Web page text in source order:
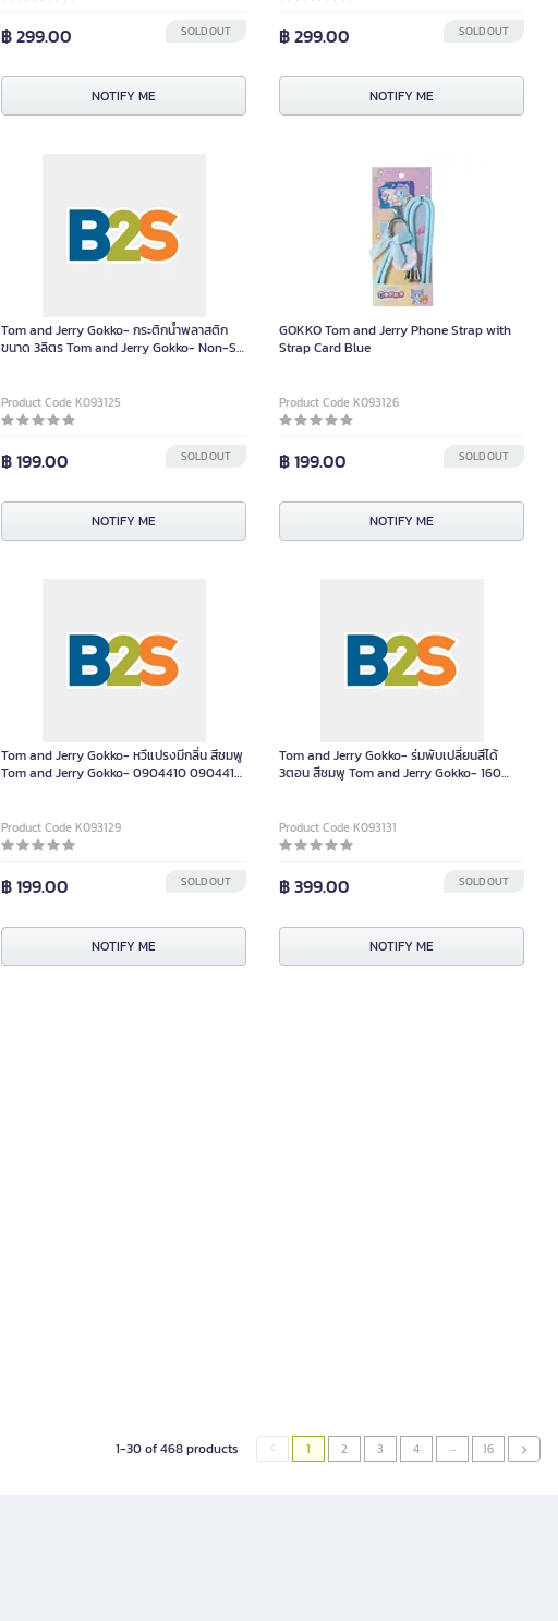
฿ 299.00 SOLD OUT
NOTIFY ME
฿ 299.00 SOLD OUT
NOTIFY ME
Tom and Jerry Gokko- กระติกน้ำพลาสติก
ขนาด 3ลิตร Tom and Jerry Gokko- Non-Se
Product Code K093125
฿ 199.00 SOLD OUT
NOTIFY ME
GOKKO Tom and Jerry Phone Strap with
Strap Card Blue
Product Code K093126
฿ 199.00 SOLD OUT
NOTIFY ME
Tom and Jerry Gokko- หวีแปรงมีกลิ่น สีชมพู
Tom and Jerry Gokko- 0904410 0904410
Product Code K093129
฿ 199.00 SOLD OUT
NOTIFY ME
Tom and Jerry Gokko- ร่มพับเปลี่ยนสีได้
3ตอน สีชมพู Tom and Jerry Gokko- 160
Product Code K093131
฿ 399.00 SOLD OUT
NOTIFY ME
1-30 of 468 products 1 2 3 4 … 16